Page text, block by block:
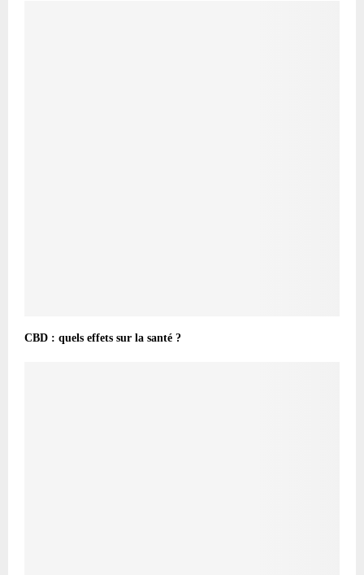
CBD : quels effets sur la santé ?